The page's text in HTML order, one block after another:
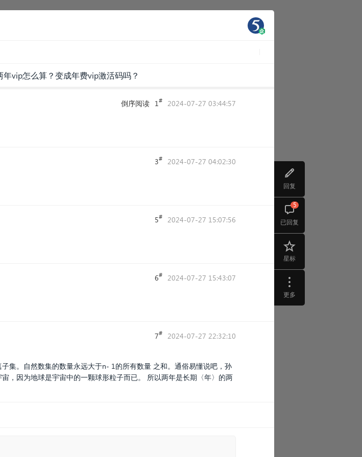
回复
已回复
5
星标
更多
vip怎么算？变成年费vip激活码吗？
倒序阅读 1# 2024-07-27 03:44:57
3# 2024-07-27 04:02:30
5# 2024-07-27 15:07:56
6# 2024-07-27 15:43:07
7# 2024-07-27 22:32:10
集。自然数集的数量永远大于n- 1的所有数量 之和。通俗易懂说吧，孙
，因为地球是宇宙中的一颗球形粒子而已。 所以两年是长期〈年〉的两